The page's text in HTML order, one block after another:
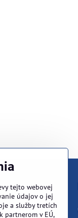
tejto webovej
údajov o jej
a služby tretích
partnerom v EÚ,